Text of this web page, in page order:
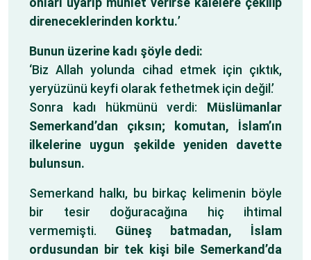
direneceklerinden korktu.’
Bunun üzerine kadı şöyle dedi:
‘Biz Allah yolunda cihad etmek için çıktık,
yeryüzünü keyfi olarak fethetmek için değil.’
Sonra kadı hükmünü verdi: Müslümanlar
Semerkand’dan çıksın; komutan, İslam’ın
ilkelerine uygun şekilde yeniden davette
bulunsun.
Semerkand halkı, bu birkaç kelimenin böyle
bir tesir doğuracağına hiç ihtimal
vermemişti. Güneş batmadan, İslam
ordusundan bir tek kişi bile Semerkand’da